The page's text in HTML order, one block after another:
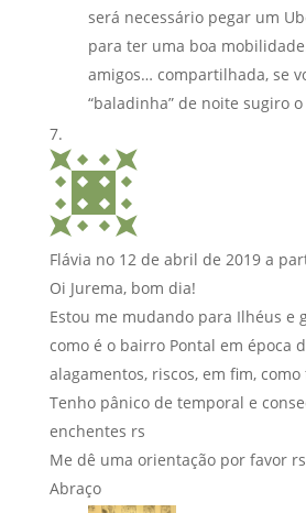
será necessário pegar um
para ter uma boa
amigos… compartilhada, se
“baladinha” de noite sugiro
Flávia no 12 de abril de 2019 a
Oi Jurema, bom dia!
Estou me mudando para Ilhéus e
como é o bairro Pontal em época
alagamentos, riscos, em fim,
Tenho pânico de temporal e
enchentes rs
Me dê uma orientação por favor rs
Abraço